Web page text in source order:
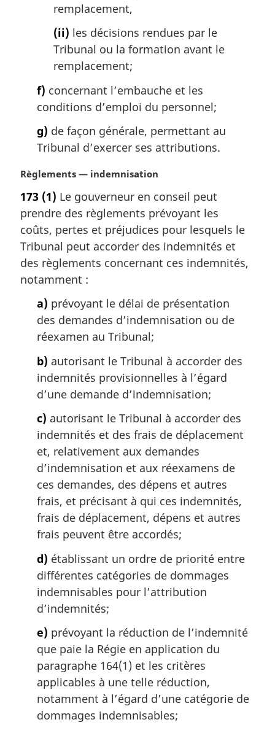
remplacement,
(ii) les décisions rendues par le
Tribunal ou la formation avant le
remplacement;
f) concernant l’embauche et les
conditions d’emploi du personnel;
g) de façon générale, permettant au
Tribunal d’exercer ses attributions.
N
t
e
m
a
r
g
i
Règlements — indemnisation
173 (1) Le gouverneur en conseil peut
prendre des règlements prévoyant les
coûts, pertes et préjudices pour lesquels le
Tribunal peut accorder des indemnités et
des règlements concernant ces indemnités,
notamment :
a) prévoyant le délai de présentation
des demandes d’indemnisation ou de
réexamen au Tribunal;
b) autorisant le Tribunal à accorder des
indemnités provisionnelles à l’égard
d’une demande d’indemnisation;
c) autorisant le Tribunal à accorder des
indemnités et des frais de déplacement
et, relativement aux demandes
d’indemnisation et aux réexamens de
ces demandes, des dépens et autres
frais, et précisant à qui ces indemnités,
frais de déplacement, dépens et autres
frais peuvent être accordés;
d) établissant un ordre de priorité entre
différentes catégories de dommages
indemnisables pour l’attribution
d’indemnités;
e) prévoyant la réduction de l’indemnité
que paie la Régie en application du
paragraphe 164(1) et les critères
applicables à une telle réduction,
notamment à l’égard d’une catégorie de
dommages indemnisables;